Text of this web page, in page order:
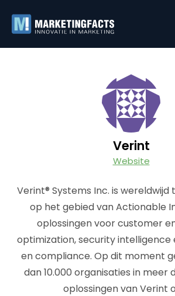
Verint
Website
Verint® Systems Inc. is
op het gebied van Actionable
oplossingen voor customer
optimization, security intelligence
en compliance. Op dit moment
dan 10.000 organisaties in meer
oplossingen van Verint